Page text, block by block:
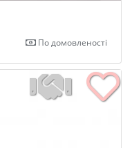
По домовленості